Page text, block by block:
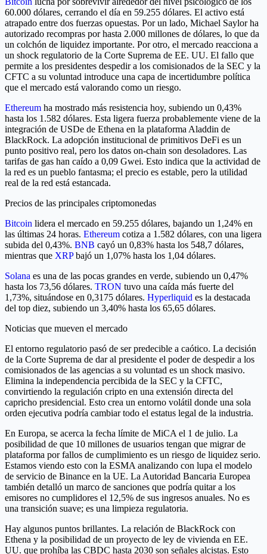
60.000 dólares, cerrando el día en 59.255 dólares. El activo está
atrapado entre dos fuerzas opuestas. Por un lado, Michael Saylor ha
autorizado recompras por hasta 2.000 millones de dólares, lo que da
un colchón de liquidez importante. Por otro, el mercado reacciona a
un shock regulatorio de la Corte Suprema de EE. UU. El fallo que
permite a los presidentes despedir a los comisionados de la SEC y la
CFTC a su voluntad introduce una capa de incertidumbre política
que el mercado está valorando como un riesgo.
Ethereum ha mostrado más resistencia hoy, subiendo un 0,43%
hasta los 1.582 dólares. Esta ligera fuerza probablemente viene de la
integración de USDe de Ethena en la plataforma Aladdin de
BlackRock. La adopción institucional de primitivos DeFi es un
punto positivo real, pero los datos on-chain son desoladores. Las
tarifas de gas han caído a 0,09 Gwei. Esto indica que la actividad de
la red es un pueblo fantasma; el precio es estable, pero la utilidad
real de la red está estancada.
Precios de las principales criptomonedas
Bitcoin lidera el mercado en 59.255 dólares, bajando un 1,24% en
las últimas 24 horas. Ethereum cotiza a 1.582 dólares, con una ligera
subida del 0,43%. BNB cayó un 0,83% hasta los 548,7 dólares,
mientras que XRPbajó un 1,07% hasta los 1,04 dólares.
Solana es una de las pocas grandes en verde, subiendo un 0,47%
hasta los 73,56 dólares. TRON tuvo una caída más fuerte del
1,73%, situándose en 0,3175 dólares. Hyperliquid es la destacada
del top diez, subiendo un 3,40% hasta los 65,65 dólares.
Noticias que mueven el mercado
El entorno regulatorio pasó de ser predecible a caótico. La decisión
de la Corte Suprema de dar al presidente el poder de despedir a los
comisionados de las agencias a su voluntad es un shock masivo.
Elimina la independencia percibida de la SEC y la CFTC,
convirtiendo la regulación cripto en una extensión directa del
capricho presidencial. Esto crea un entorno volátil donde una sola
orden ejecutiva podría cambiar todo el estatus legal de la industria.
En Europa, se acerca la fecha límite de MiCA el 1 de julio. La
posibilidad de que 10 millones de usuarios tengan que migrar de
plataforma por fallos de cumplimiento es un riesgo de liquidez serio.
Estamos viendo esto con la ESMA analizando con lupa el modelo
de servicio de Binance en la UE. La Autoridad Bancaria Europea
también detalló un marco de sanciones que podría quitar a los
emisores no cumplidores el 12,5% de sus ingresos anuales. No es
una transición suave; es una limpieza regulatoria.
Hay algunos puntos brillantes. La relación de BlackRock con
Ethena y la posibilidad de un proyecto de ley de vivienda en EE.
UU. que prohíba las CBDC hasta 2030 son señales alcistas. Esto